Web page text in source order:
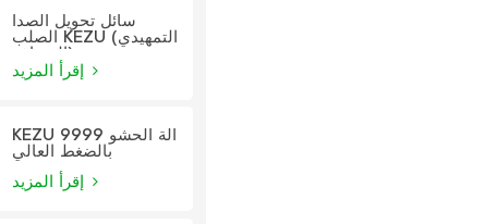
سائل تحويل الصدأ
الصلب KEZU (التمهيدي
KEZU 9999 آلة الحشو
بالضغط العالي